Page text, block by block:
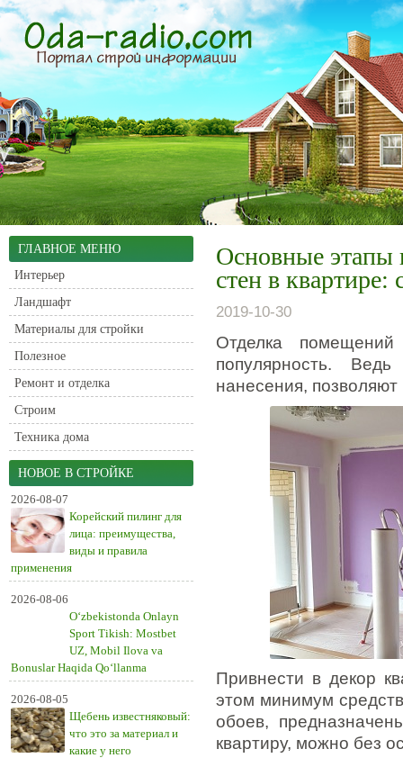
ГЛАВНОЕ МЕНЮ
Интерьер
Ландшафт
Материалы для стройки
Полезное
Ремонт и отделка
Строим
Техника дома
НОВОЕ В СТРОЙКЕ
2026-08-07
Корейский пилинг для
лица: преимущества,
виды и правила
применения
2026-08-06
O‘zbekistonda Onlayn
Sport Tikish: Mostbet
UZ, Mobil Ilova va
Bonuslar Haqida Qo‘llanma
2026-08-05
Щебень известняковый:
что это за материал и
какие у него
Основные этапы
стен в
2019-10-30
Отделка помещений
популярность.
нанесения,
Привнести в декор
этом минимум
обоев,
квартиру, можно без